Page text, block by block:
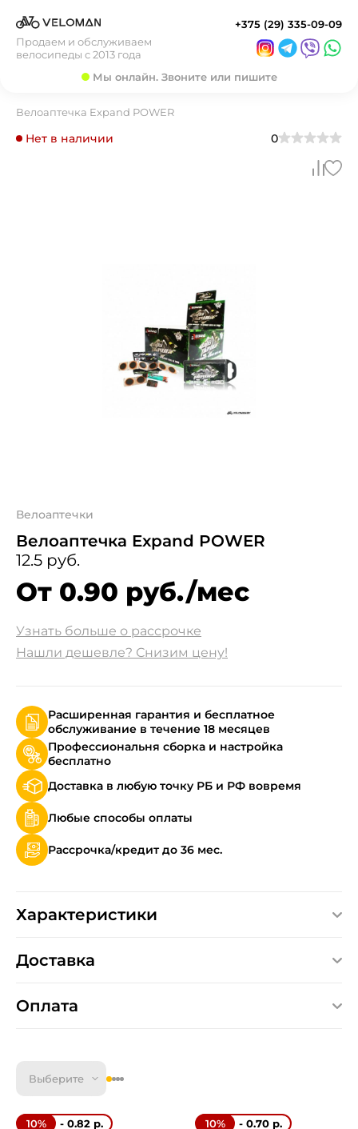
Продаем и обслуживаем
велосипеды с 2013 года
+375 (29) 335-09-09
Мы онлайн. Звоните или пишите
Велоаптечка Expand POWER
Нет в наличии 0
Велоаптечки
Велоаптечка Expand POWER
12.5 руб.
От 0.90 руб./мес
Узнать больше о рассрочке
Нашли дешевле? Снизим цену!
Расширенная гарантия и бесплатное
обслуживание в течение 18 месяцев
Профессиональня сборка и настройка
бесплатно
Доставка в любую точку РБ и РФ вовремя
Любые способы оплаты
Рассрочка/кредит до 36 мес.
Характеристики
Доставка
Оплата
Выберите
10% - 0.82 р. 10% - 0.70 р.